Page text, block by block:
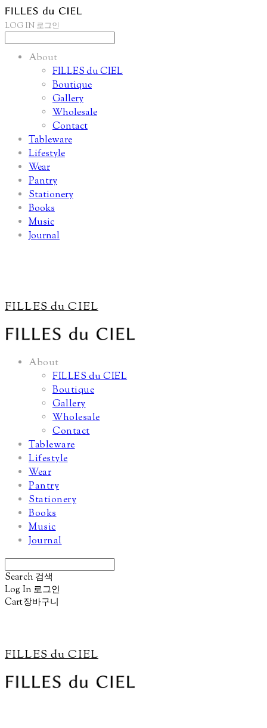
LOG IN 로그인
About
FILLES du CIEL
Boutique
Gallery
Wholesale
Contact
Tableware
Lifestyle
Wear
Pantry
Stationery
Books
Music
Journal
FILLES du CIEL
About
FILLES du CIEL
Boutique
Gallery
Wholesale
Contact
Tableware
Lifestyle
Wear
Pantry
Stationery
Books
Music
Journal
Search 검색
Log In 로그인
Cart장바구니
FILLES du CIEL